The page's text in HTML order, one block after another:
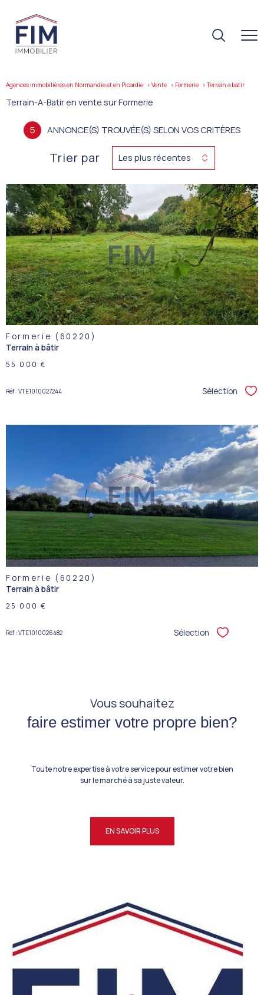
Agences immobilières en Normandie et en Picardie Vente Formerie terrain a batir
Terrain-A-Batir en vente sur Formerie
5 ANNONCE(S) TROUVÉE(S) SELON VOS CRITÈRES
Trier par Les plus récentes
VOIR LE
BIEN
Formerie (60220)
Terrain à bâtir
55 000 €
Réf : VTE1010027244 Sélection
VOIR LE
BIEN
Formerie (60220)
Terrain à bâtir
25 000 €
Réf : VTE1010026482 Sélection Sélectionner
Vous souhaitez
faire estimer votre propre bien?
Toute notre expertise à votre service pour estimer votre bien
sur le marché à sa juste valeur.
EN SAVOIR PLUS